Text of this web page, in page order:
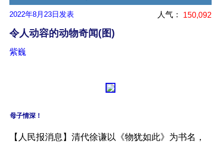
2022年8月23日 发表 人气： 150,092
令人动容的动物奇闻(图)
紫巍
【人民报消息】清代徐谦以《物犹如此》为书名，